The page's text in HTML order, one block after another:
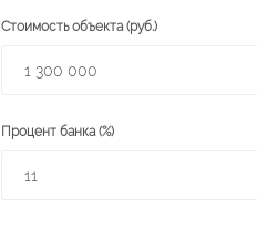
Стоимость объекта (руб.)
Процент банка (%)